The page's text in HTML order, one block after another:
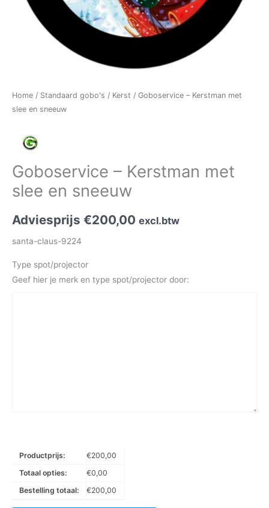
Home / Standaard gobo's / Kerst / Goboservice – Kerstman met
slee en sneeuw
Goboservice – Kerstman met
slee en sneeuw
Adviesprijs €200,00 excl.btw
santa-claus-9224
Type spot/projector
Geef hier je merk en type spot/projector door:
Productprijs: €200,00
Totaal opties:
€0,00
Bestelling totaal:
€200,00